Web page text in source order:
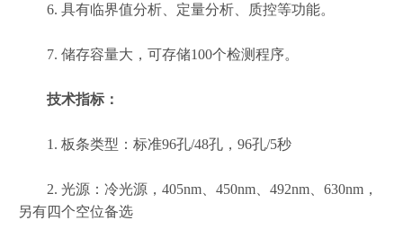
6. 具有临界值分析、定量分析、质控等功能。
7. 储存容量大，可存储100个检测程序。
技术指标：
1. 板条类型：标准96孔/48孔，96孔/5秒
2. 光源：冷光源，405nm、450nm、492nm、630nm，
另有四个空位备选